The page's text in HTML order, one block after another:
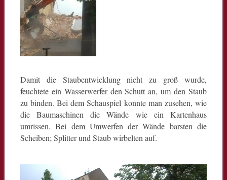
Damit die Staubentwicklung nicht zu groß wurde,
feuchtete ein Wasserwerfer den Schutt an, um den Staub
zu binden. Bei dem Schauspiel konnte man zusehen, wie
die Baumaschinen die Wände wie ein Kartenhaus
umrissen. Bei dem Umwerfen der Wände barsten die
Scheiben; Splitter und Staub wirbelten auf.